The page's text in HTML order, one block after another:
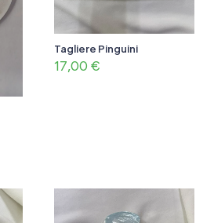
Tagliere Pinguini
17,00 €